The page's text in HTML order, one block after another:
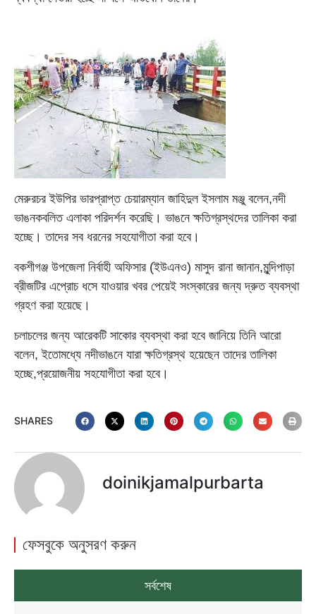
মেরুরচর ইউপির ভারপ্রাপ্ত চেয়ারম্যান জাহিদুল ইসলাম মঞ্জু বলেন,নদী
ভাঙনকবলিত এলাকা পরিদর্শন করেছি। ভাঙনে ক্ষতিগ্রস্থদের তালিকা করা
হচ্ছে। তাদের সব ধরনের সহযোগীতা করা হবে।
বকশীগঞ্জ উপজেলা নির্বাহী অফিসার (ইউএনও) মাসুদ রানা জানান,মুন্দিপাড়া
ব্রীজটির এপ্রোচ ধসে যাওয়ার খবর পেয়েই সংস্কারের জন্য দ্রুত ব্যবস্থা
গ্রহণ করা হয়েছে।
চলাচলের জন্য আরেকটি সাকোর ব্যবস্থা করা হবে জানিয়ে তিনি আরো
বলেন, ইতোমধ্যে নদীভাঙনে যারা ক্ষতিগ্রস্থ হয়েছেন তাদের তালিকা
হচ্ছে,প্রয়োজনীয় সহযোগীতা করা হবে।
SHARES
doinikjamalpurbarta
ফেসবুকে অনুসরণ করুন
সর্বশেষ